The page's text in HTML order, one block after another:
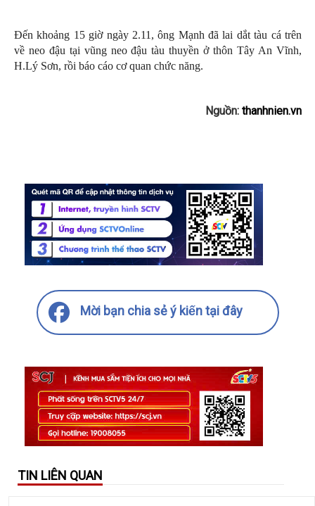
Đến khoảng 15 giờ ngày 2.11, ông Mạnh đã lai dắt tàu cá trên
về neo đậu tại vũng neo đậu tàu thuyền ở thôn Tây An Vĩnh,
H.Lý Sơn, rồi báo cáo cơ quan chức năng.
Nguồn: thanhnien.vn
Mời bạn chia sẻ ý kiến tại đây
TIN LIÊN QUAN